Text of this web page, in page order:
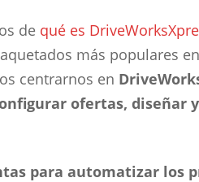
de qué es
más populares
centrarnos en
ofertas, diseñar
para automatizar los